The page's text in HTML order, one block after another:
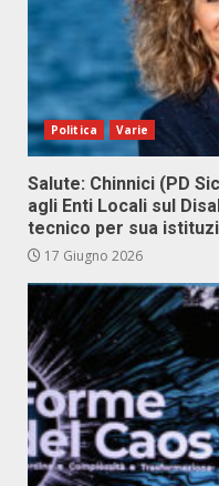
Politica Varie
Salute: Chinnici (PD
agli Enti Locali sul
tecnico per sua
17 Giugno 2026